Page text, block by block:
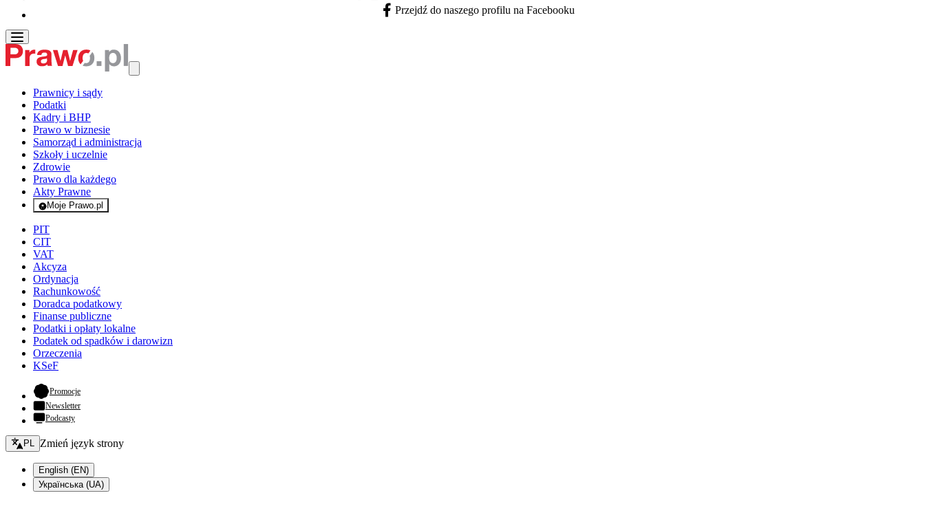
Facebook - otwiera się w nowej karcie
Przejdź do naszego profilu na Facebooku
Prawnicy i sądy
Podatki
Kadry i BHP
Prawo w biznesie
Samorząd i administracja
Szkoły i uczelnie
Zdrowie
Prawo dla każdego
Akty Prawne
Moje Prawo.pl
- rejestracja i logowanie do serwisu
PIT
CIT
VAT
Akcyza
Ordynacja
Rachunkowość
Doradca podatkowy
Finanse publiczne
Podatki i opłaty lokalne
Podatek od spadków i darowizn
Orzeczenia
KSeF
Promocje- otwiera się w nowej karcie
Newsletter
Podcasty
Zmień język - bieżący:
PL Zmień język strony
English (EN)
Українська (UA)